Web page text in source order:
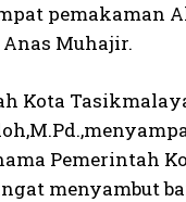
pemakaman
Muhajir.
Kota
Pemerintah
menyambut